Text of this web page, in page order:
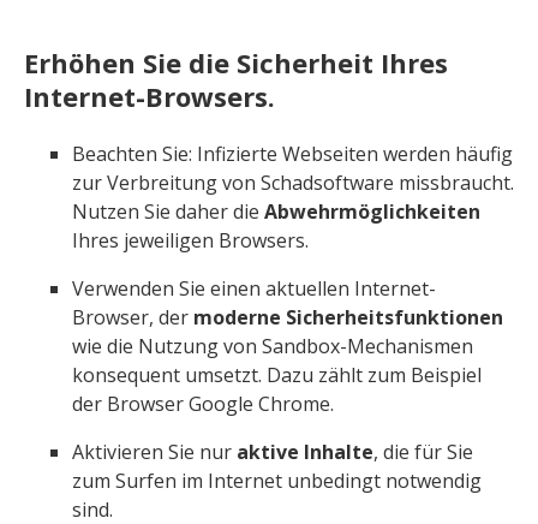
Erhöhen Sie die Sicherheit Ihres
Internet-Browsers.
Beachten Sie: Infizierte Webseiten werden häufig
zur Verbreitung von Schadsoftware missbraucht.
Nutzen Sie daher die Abwehrmöglichkeiten
Ihres jeweiligen Browsers.
Verwenden Sie einen aktuellen Internet-
Browser, der moderne Sicherheitsfunktionen
wie die Nutzung von Sandbox-Mechanismen
konsequent umsetzt. Dazu zählt zum Beispiel
der Browser Google Chrome.
Aktivieren Sie nur aktive Inhalte, die für Sie
zum Surfen im Internet unbedingt notwendig
sind.